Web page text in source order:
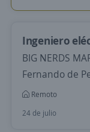
Ingeniero
BIG NERDS
Fernando de
Remoto
24 de julio